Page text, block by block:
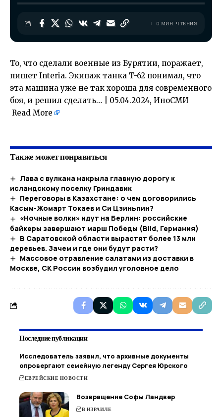
0 МИН. ЧТЕНИЯ
То, что сделали военные из Бурятии, поражает,
пишет Interia. Экипаж танка T-62 понимал, что
эта машина уже не так хороша для современного
боя, и решил сделать… | 05.04.2024, ИноСМИ
Read More
Также может понравиться
Лава с вулкана накрыла главную дорогу к
исландскому поселку Гриндавик
Переговоры в Казахстане: о чем договорились
Касым-Жомарт Токаев и Си Цзиньпин?
«Ночные волки» идут на Берлин: российские
байкеры завершают марш Победы (Bild, Германия)
В Саратовской области вырастят более 13 млн
деревьев. Зачем и где они будут расти?
Массовое отравление салатами из доставки в
Москве, СК России возбудил уголовное дело
Последние публикации
Исследователь заявил, что архивные документы
опровергают семейную легенду Сергея Юрского
ЕВРЕЙСКИЕ НОВОСТИ
Возвращение Софы Ландвер
В ИЗРАИЛЕ